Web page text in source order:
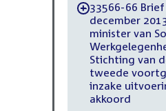
-33566-66
december
minister van
Stichting van
tweede
inzake
akkoord